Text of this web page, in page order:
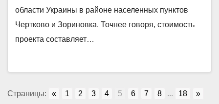
области Украины в районе населенных пунктов
Чертково и Зориновка. Точнее говоря, стоимость
проекта составляет…
Страницы: « 1 2 3 4 5 6 7 8 ... 18 »